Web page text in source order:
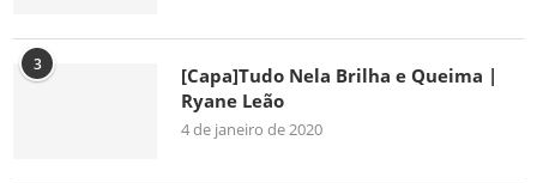
3
[Capa]Tudo Nela Brilha e Queima |
Ryane Leão
4 de janeiro de 2020